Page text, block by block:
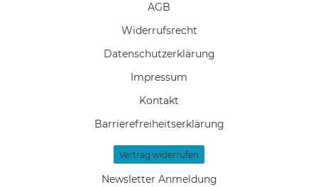
AGB
Widerrufs­recht
Daten­schutz­erklärung
Impressum
Kontakt
Barrierefreiheitserklärung
Vertrag widerrufen
Newsletter Anmeldung